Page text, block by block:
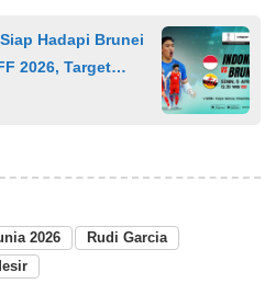
Hadapi Brunei
2026, Target
2026
Rudi Garcia